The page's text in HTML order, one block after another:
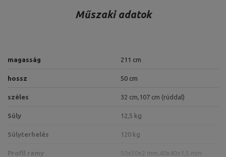
Műszaki adatok
magasság 211 cm
hossz 50 cm
széles 32 cm,107 cm (rúddal)
Súly 12,5 kg
Súlyterhelés 120 kg
Profil ramy 50x50x2 mm,40x40x1,5 mm